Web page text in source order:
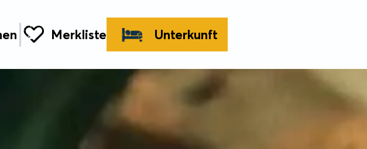
Merkliste Unterkunft